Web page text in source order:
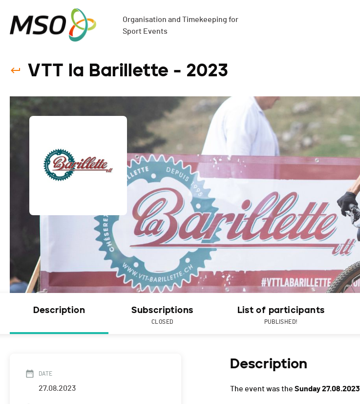
Organisation and Timekeeping for
Sport Events
VTT la Barillette - 2023
Description Subscriptions
CLOSED
List of participants
PUBLISHED!
DATE
27.08.2023
Description
The event was the Sunday 27.08.2023